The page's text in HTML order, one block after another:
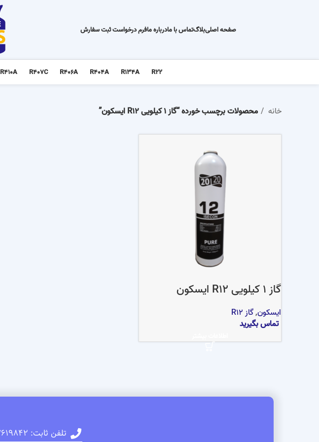
صفحه اصلیبلاگتماس با مادرباره مافرم درخواست ثبت سفارش
R22
R134A
R404A
R406A
R407C
R410A
خانه محصولات برچسب خورده “گاز 1 کیلویی R12 ایسکون”
گاز 1 کیلویی R12 ایسکون
ایسکون,گاز R12
تماس بگیرید
تلفن ثابت: 02177619842